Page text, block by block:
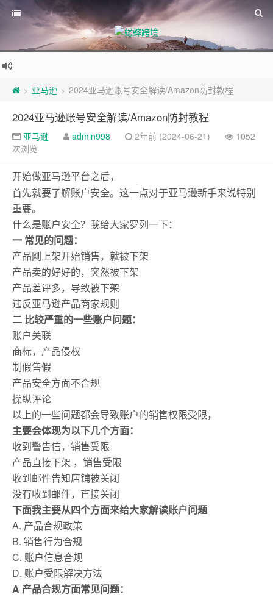
> 亚马逊 > 2024亚马逊账号安全解读/Amazon防封教程
2024亚马逊账号安全解读/Amazon防封教程
亚马逊 admin998 2年前 (2024-06-21)
1052
次浏览
开始做亚马逊平台之后，
首先就要了解账户安全。这一点对于亚马逊新手来说特别
重要。
什么是账户安全？我给大家罗列一下：
一 常见的问题：
产品刚上架开始销售，就被下架
产品卖的好好的，突然被下架
产品差评多，导致被下架
违反亚马逊产品商家规则
二 比较严重的一些账户问题：
账户关联
商标，产品侵权
制假售假
产品安全方面不合规
操纵评论
以上的一些问题都会导致账户的销售权限受限，
主要会体现为以下几个方面：
收到警告信，销售受限
产品直接下架 ，销售受限
收到邮件告知店铺被关闭
没有收到邮件，直接关闭
下面我主要从四个方面来给大家解读账户问题
A. 产品合规政策
B. 销售行为合规
C. 账户信息合规
D. 账户受限解决方法
A 产品合规方面常见问题：